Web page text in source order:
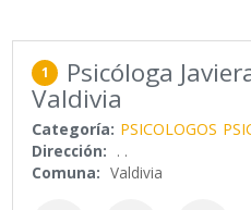
1 Psicóloga
Valdivia
Categoría: PSICOLOGOS
Dirección: . .
Comuna: Valdivia